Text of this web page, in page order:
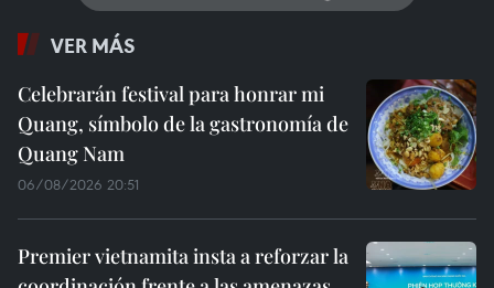
VER MÁS
Celebrarán festival para honrar mi
Quang, símbolo de la gastronomía de
Quang Nam
06/08/2026 20:51
Premier vietnamita insta a reforzar la